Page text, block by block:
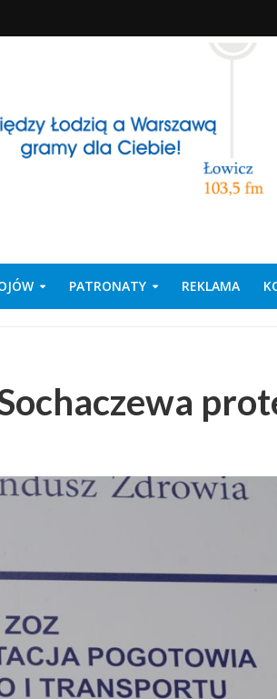
PATRONATY REKLAMA